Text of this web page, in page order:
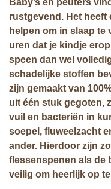
Baby’s en peuters
rustgevend. Het heeft
helpen om in slaap te
uren dat je kindje
speen dan wel
schadelijke stoffen
zijn gemaakt van
uit één stuk gegoten,
vuil en bacteriën in
soepel, fluweelzacht
ander. Hierdoor zijn
flessenspenen als de
veilig om heerlijk op